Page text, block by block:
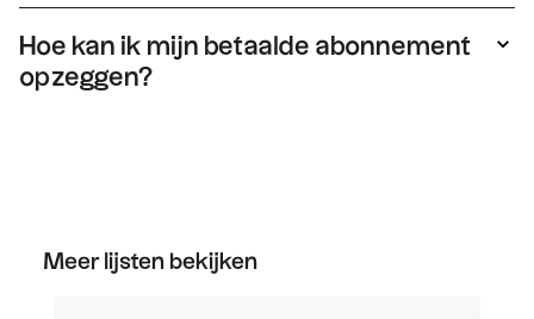
Hoe kan ik mijn betaalde abonnement
opzeggen?
Meer lijsten bekijken